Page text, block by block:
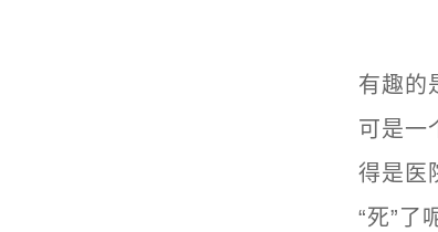
有趣的
可是一
得是医
“死”了